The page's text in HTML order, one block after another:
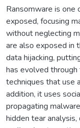
Ransomware is
exposed, focusing
without neglecting
are also exposed in
data hijacking,
has evolved
techniques that use
addition, it uses
propagating
hidden tear